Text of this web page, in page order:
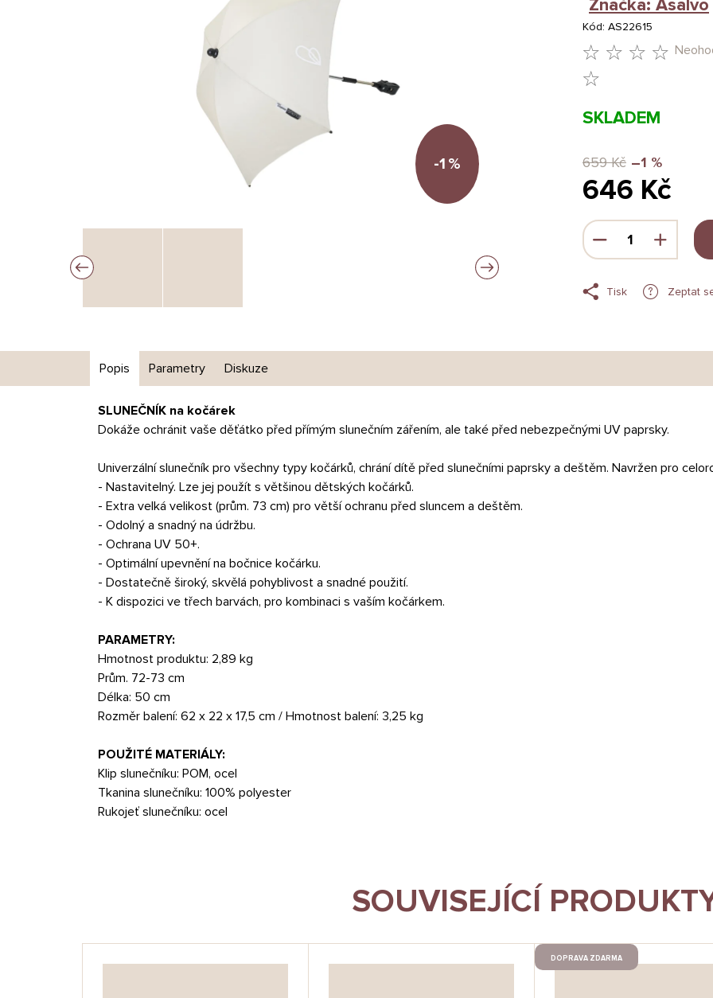
-1 %
HODNOCENÍ
JE
0,0
5
HVĚZDIČEK.
Kód: AS22615
Značka: Asalvo
SKLADEM
659 Kč –1 %
646 Kč
Měrná
cena:
Tisk Zeptat
Popis Parametry Diskuze
SLUNEČNÍK na kočárek
Dokáže ochránit vaše děťátko před přímým slunečním zářením, ale také před nebezpečnými UV paprsky.
Univerzální slunečník pro všechny typy kočárků, chrání dítě před slunečními paprsky a deštěm. Navržen pro
- Nastavitelný. Lze jej použít s většinou dětských kočárků.
- Extra velká velikost (prům. 73 cm) pro větší ochranu před sluncem a deštěm.
- Odolný a snadný na údržbu.
- Ochrana UV 50+.
- Optimální upevnění na bočnice kočárku.
- Dostatečně široký, skvělá pohyblivost a snadné použití.
- K dispozici ve třech barvách, pro kombinaci s vaším kočárkem.
PARAMETRY:
Hmotnost produktu: 2,89 kg
Prům. 72-73 cm
Délka: 50 cm
Rozměr balení: 62 x 22 x 17,5 cm / Hmotnost balení: 3,25 kg
POUŽITÉ MATERIÁLY:
Klip slunečníku: POM, ocel
Tkanina slunečníku: 100% polyester
Rukojeť slunečníku: ocel
SOUVISEJÍCÍ
DOPRAVA ZDARMA